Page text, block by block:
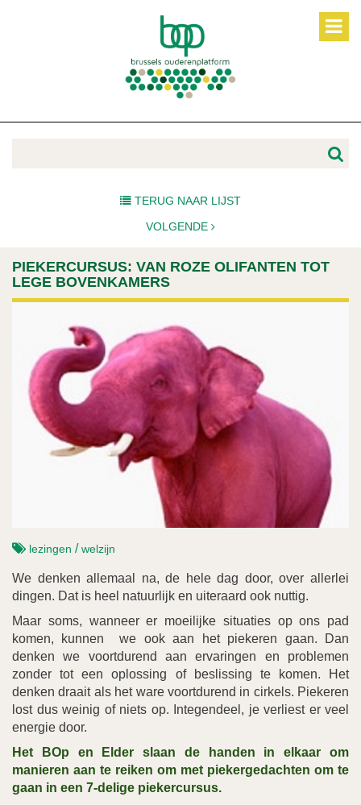
TERUG NAAR LIJST
VOLGENDE
PIEKERCURSUS: VAN ROZE OLIFANTEN TOT
LEGE BOVENKAMERS
lezingen / welzijn
We denken allemaal na, de hele dag door, over allerlei
dingen. Dat is heel natuurlijk en uiteraard ook nuttig.
Maar soms, wanneer er moeilijke situaties op ons pad
komen, kunnen we ook aan het piekeren gaan. Dan
denken we voortdurend aan ervaringen en problemen
zonder tot een oplossing of beslissing te komen. Het
denken draait als het ware voortdurend in cirkels. Piekeren
lost dus weinig of niets op. Integendeel, je verliest er veel
energie door.
Het BOp en Elder slaan de handen in elkaar om
manieren aan te reiken om met piekergedachten om te
gaan in een 7-delige piekercursus.